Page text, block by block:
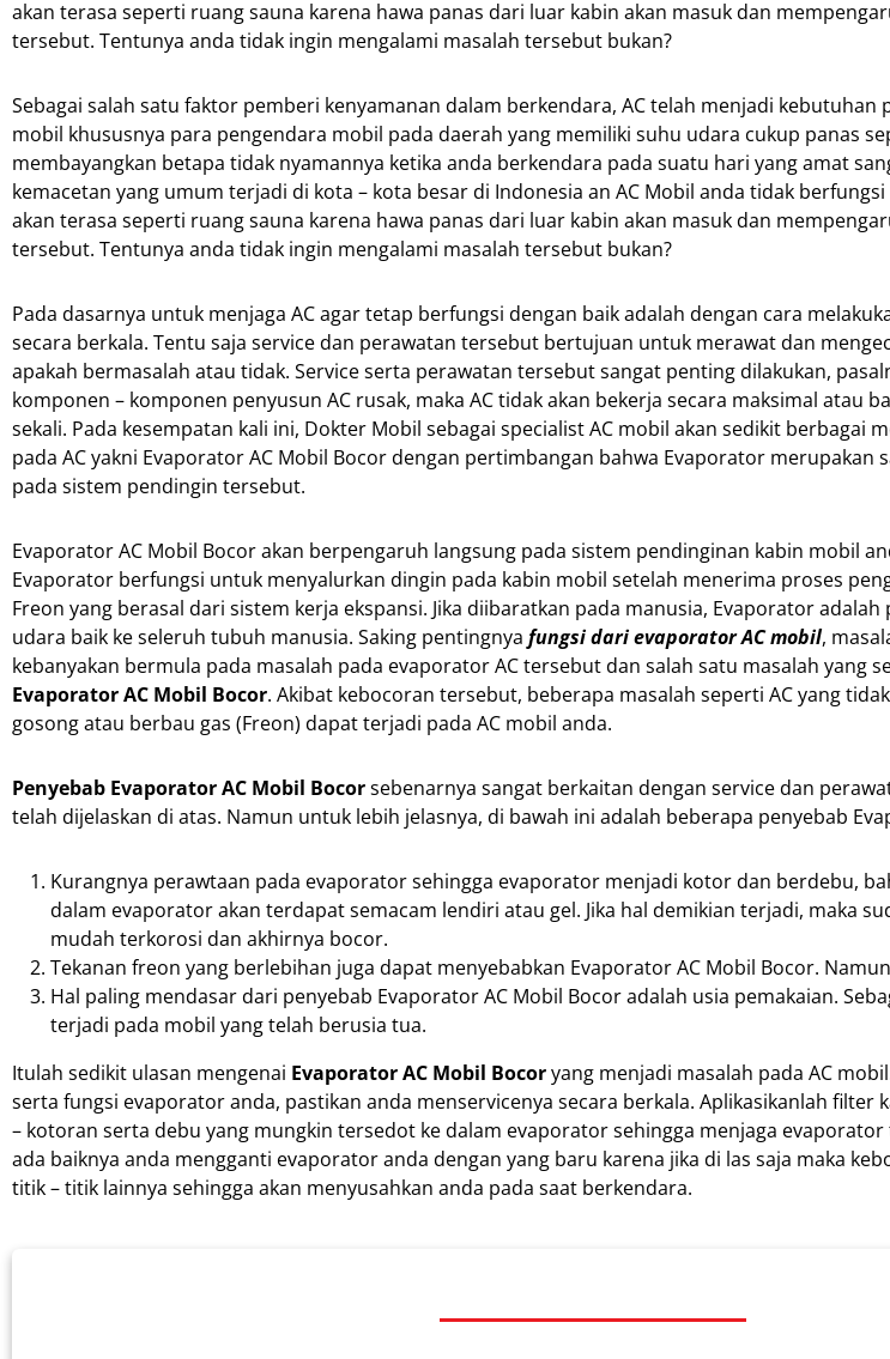
akan terasa seperti ruang sauna karena hawa panas dari luar kabin akan masuk dan
tersebut. Tentunya anda tidak ingin mengalami masalah tersebut bukan?
Sebagai salah satu faktor pemberi kenyamanan dalam berkendara, AC telah menjadi kebutuhan
mobil khususnya para pengendara mobil pada daerah yang memiliki suhu udara cukup panas
membayangkan betapa tidak nyamannya ketika anda berkendara pada suatu hari yang amat
kemacetan yang umum terjadi di kota – kota besar di Indonesia an AC Mobil anda tidak
akan terasa seperti ruang sauna karena hawa panas dari luar kabin akan masuk dan
tersebut. Tentunya anda tidak ingin mengalami masalah tersebut bukan?
Pada dasarnya untuk menjaga AC agar tetap berfungsi dengan baik adalah dengan cara
secara berkala. Tentu saja service dan perawatan tersebut bertujuan untuk merawat dan
apakah bermasalah atau tidak. Service serta perawatan tersebut sangat penting dilakukan,
komponen – komponen penyusun AC rusak, maka AC tidak akan bekerja secara maksimal atau
sekali. Pada kesempatan kali ini, Dokter Mobil sebagai specialist AC mobil akan sedikit berbagai
pada AC yakni Evaporator AC Mobil Bocor dengan pertimbangan bahwa Evaporator merupakan
pada sistem pendingin tersebut.
Evaporator AC Mobil Bocor akan berpengaruh langsung pada sistem pendinginan kabin mobil
Evaporator berfungsi untuk menyalurkan dingin pada kabin mobil setelah menerima proses
Freon yang berasal dari sistem kerja ekspansi. Jika diibaratkan pada manusia, Evaporator
udara baik ke seleruh tubuh manusia. Saking pentingnya fungsi dari evaporator AC mobil,
kebanyakan bermula pada masalah pada evaporator AC tersebut dan salah satu masalah yang
Evaporator AC Mobil Bocor. Akibat kebocoran tersebut, beberapa masalah seperti AC yang
gosong atau berbau gas (Freon) dapat terjadi pada AC mobil anda.
Penyebab Evaporator AC Mobil Bocorsebenarnya sangat berkaitan dengan service dan
telah dijelaskan di atas. Namun untuk lebih jelasnya, di bawah ini adalah beberapa penyebab
Kurangnya perawtaan pada evaporator sehingga evaporator menjadi kotor dan berdebu,
dalam evaporator akan terdapat semacam lendiri atau gel. Jika hal demikian terjadi, maka
mudah terkorosi dan akhirnya bocor.
Tekanan freon yang berlebihan juga dapat menyebabkan Evaporator AC Mobil Bocor.
Hal paling mendasar dari penyebab Evaporator AC Mobil Bocor adalah usia pemakaian.
terjadi pada mobil yang telah berusia tua.
Itulah sedikit ulasan mengenai Evaporator AC Mobil Bocoryang menjadi masalah pada AC
serta fungsi evaporator anda, pastikan anda menservicenya secara berkala. Aplikasikanlah filter
– kotoran serta debu yang mungkin tersedot ke dalam evaporator sehingga menjaga evaporator
ada baiknya anda mengganti evaporator anda dengan yang baru karena jika di las saja maka
titik – titik lainnya sehingga akan menyusahkan anda pada saat berkendara.